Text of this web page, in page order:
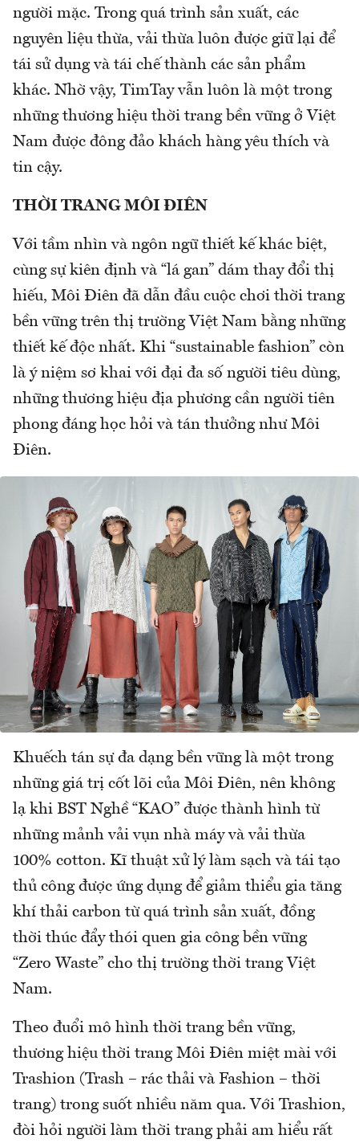
người mặc. Trong quá trình sản xuất, các
nguyên liệu thừa, vải thừa luôn được giữ lại để
tái sử dụng và tái chế thành các sản phẩm
khác. Nhờ vậy, TimTay vẫn luôn là một trong
những thương hiệu thời trang bền vững ở Việt
Nam được đông đảo khách hàng yêu thích và
tin cậy.
THỜI TRANG MÔI ĐIÊN
Với tầm nhìn và ngôn ngữ thiết kế khác biệt,
cùng sự kiên định và “lá gan” dám thay đổi thị
hiếu, Môi Điên đã dẫn đầu cuộc chơi thời trang
bền vững trên thị trường Việt Nam bằng những
thiết kế độc nhất. Khi “sustainable fashion” còn
là ý niệm sơ khai với đại đa số người tiêu dùng,
những thương hiệu địa phương cần người tiên
phong đáng học hỏi và tán thưởng như Môi
Điên.
Khuếch tán sự đa dạng bền vững là một trong
những giá trị cốt lõi của Môi Điên, nên không
lạ khi BST Nghề “KAO” được thành hình từ
những mảnh vải vụn nhà máy và vải thừa
100% cotton. Kĩ thuật xử lý làm sạch và tái tạo
thủ công được ứng dụng để giảm thiểu gia tăng
khí thải carbon từ quá trình sản xuất, đồng
thời thúc đẩy thói quen gia công bền vững
“Zero Waste” cho thị trường thời trang Việt
Nam.
Theo đuổi mô hình thời trang bền vững,
thương hiệu thời trang Môi Điên miệt mài với
Trashion (Trash – rác thải và Fashion – thời
trang) trong suốt nhiều năm qua. Với Trashion,
đòi hỏi người làm thời trang phải am hiểu rất